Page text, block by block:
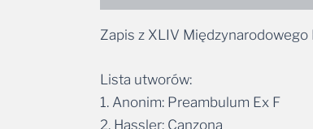
Zapis z XLIV
Lista utworów:
1. Anonim: Preambulum Ex F
2. Hassler: Canzona